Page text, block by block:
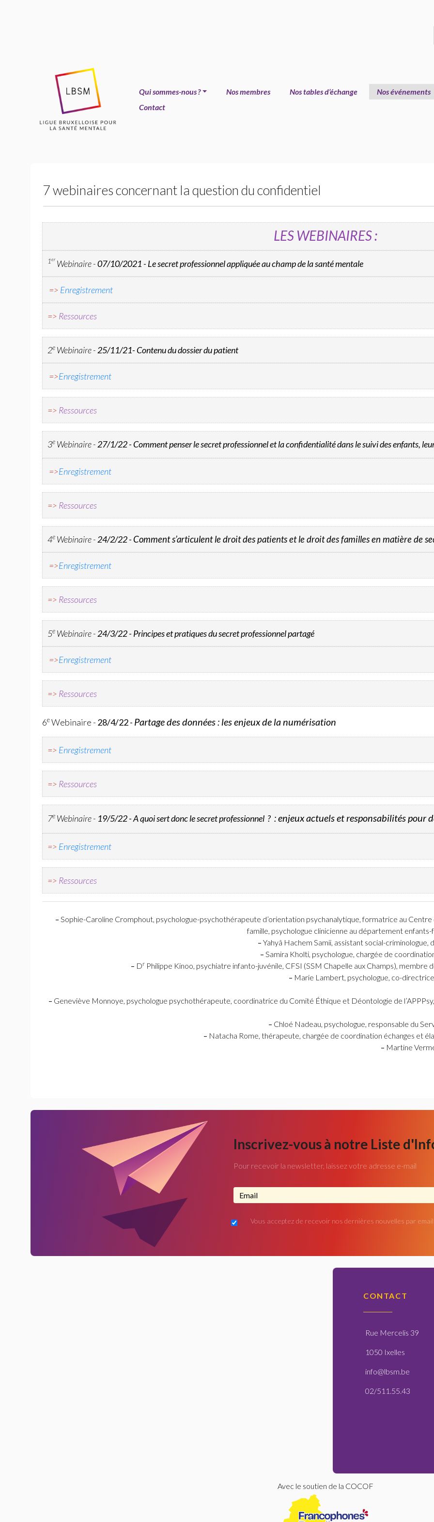
Qui sommes-nous? Nos membres Nos tables d’échange Nos événements
Contact
7 webinaires concernant la question du confidentiel
LES WEBINAIRES :
1er Webinaire -07/10/2021 - Le secret professionnel appliquée au champ de la santé mentale
=> Enregistrement
=> Ressources
2e Webinaire - 25/11/21- Contenu du dossier du patient
=>Enregistrement
=> Ressources
3e Webinaire - 27/1/22 - Comment penser le secret professionnel et la confidentialité dans le suivi des enfants,
=>Enregistrement
=> Ressources
4e Webinaire - 24/2/22 - Comment s’articulent le droit des patients et le droit des familles en matière de
=>Enregistrement
=> Ressources
5e Webinaire - 24/3/22 - Principes et pratiques du secret professionnel partagé
=>Enregistrement
=> Ressources
6eWebinaire - 28/4/22 - Partage des données : les enjeux de la numérisation
=> Enregistrement
=> Ressources
7e Webinaire - 19/5/22 - A quoi sert donc le secret professionnel ? : enjeux actuels et responsabilités pour
=> Enregistrement
=> Ressources
– Sophie-Caroline Cromphout, psychologue-psychothérapeute d’orientation psychanalytique, formatrice au
famille, psychologue clinicienne au département
– Yahyâ Hachem Samii, assistant social-
– Samira Kholti, psychologue, chargée de
– Dr Philippe Kinoo, psychiatre infanto-juvénile, CFSI (SSM Chapelle aux Champs), membre
– Marie Lambert, psychologue, co-
– Geneviève Monnoye, psychologue psychothérapeute, coordinatrice du Comité Éthique et Déontologie de
– Chloé Nadeau, psychologue, responsable du
– Natacha Rome, thérapeute, chargée de coordination échanges et
– Martine
Inscrivez-vous à notre Liste
Pour recevoir la newsletter, laissez votre adresse e-mail
Adresse email...
Vous acceptez de recevoir nos dernières nouvelles par email
CONTACT
Rue Mercelis 39
1050 Ixelles
info@lbsm.be
02/511.55.43
Avec le soutien de la COCOF